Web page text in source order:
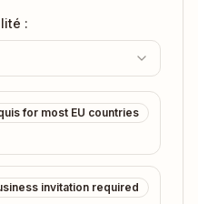
:
for most EU countries
invitation required